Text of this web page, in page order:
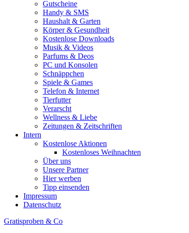
Gutscheine
Handy & SMS
Haushalt & Garten
Körper & Gesundheit
Kostenlose Downloads
Musik & Videos
Parfums & Deos
PC und Konsolen
Schnäppchen
Spiele & Games
Telefon & Internet
Tierfutter
Verarscht
Wellness & Liebe
Zeitungen & Zeitschriften
Intern
Kostenlose Aktionen
Kostenloses Weihnachten
Über uns
Unsere Partner
Hier werben
Tipp einsenden
Impressum
Datenschutz
Gratisproben & Co